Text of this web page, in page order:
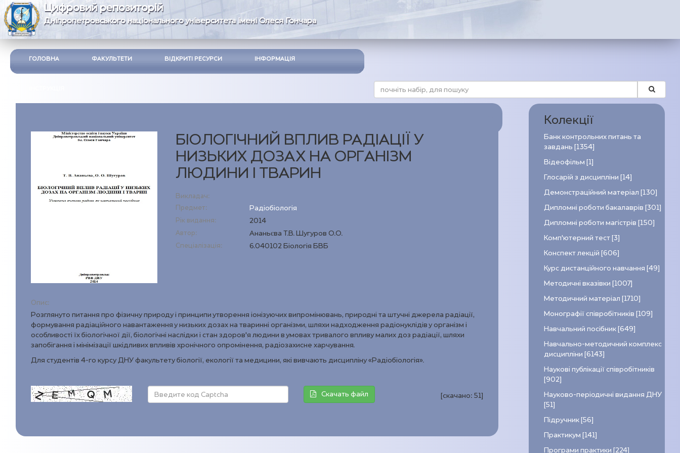
Цифровий репозиторій
Дніпропетровського національного університета імені Олеся Гончара
ГОЛОВНА ФАКУЛЬТЕТИ ВІДКРИТІ РЕСУРСИ ІНФОРМАЦІЯ
БІОЛОГІЧНИЙ ВПЛИВ РАДІАЦІЇ У
НИЗЬКИХ ДОЗАХ НА ОРГАНІЗМ
ЛЮДИНИ І ТВАРИН
Викладач:
Предмет:
Радіобіологія
Рік видання: 2014
Автор: Ананьєва Т.В. Шугуров О.О.
Спеціалізація: 6.040102 Біологія БВБ
Опис:
Розглянуто питання про фізичну природу і принципи утворення іонізуючих випромінювань, природні та штучні джерела радіації,
формування радіаційного навантаження у низьких дозах на тваринні організми, шляхи надходження радіонуклідів у організм і
особливості їх біологічної дії, біологічні наслідки і стан здоров’я людини в умовах тривалого впливу малих доз радіації, шляхи
запобігання і мінімізації шкідливих впливів хронічного опромінення, радіозахисне харчування.
Для студентів 4-го курсу ДНУ факультету біології, екології та медицини, які вивчають дисципліну «Радіобіологія».
Скачать файл [скачано:51]
Колекції
Банк контрольних питань та
завдань [1354]
Відеофільм [1]
Глосарій з дисципліни [14]
Демонстраційний матеріал [130]
Дипломні роботи бакалаврів [301]
Дипломні роботи магістрів [150]
Комп’ютерний тест [3]
Конспект лекцій [606]
Курс дистанційного навчання [49]
Методичні вказівки [1007]
Методичний матеріал [1710]
Монографії співробітників [109]
Навчальний посібник [649]
Навчально-методичний комплекс
дисципліни [6143]
Наукові публікації співробітників
[902]
Науково-періодичні видання ДНУ
[51]
Підручник [56]
Практикум [141]
Програми практики [224]